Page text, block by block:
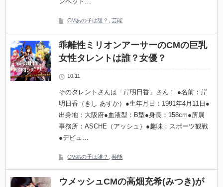
CMあの子は誰？ ,芸能
乖離性ミリオンアーサーのCMの巨乳
女性タレントは誰？女優？
10.11
そのタレントさんは「岸明日香」さん！ ●名前：岸
明日香（きし あすか）●生年月日：1991年4月11日●
出身地：大阪府●血液型：B型●身長：158cm●所属
事務所：ASCHE（アッシュ）●趣味：スポーツ観戦
●デビュ…
CMあの子は誰？ ,芸能
ウメッシュCMの高畑充希(みつき)が